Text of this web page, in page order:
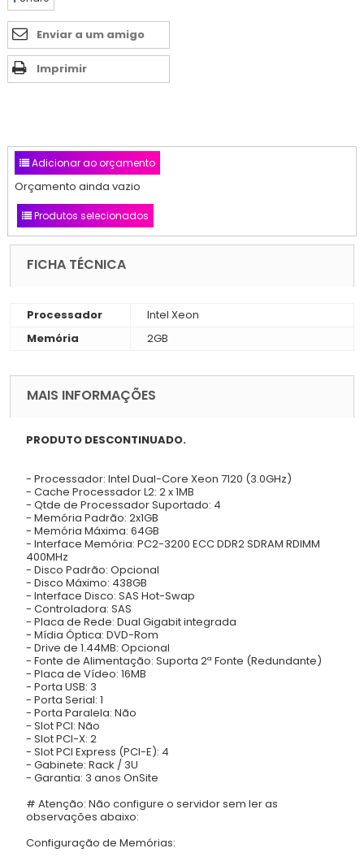
Enviar a um amigo
Imprimir
Adicionar ao orçamento
Orçamento ainda vazio
Produtos selecionados
FICHA TÉCNICA
Processador
Intel Xeon
Memória
2GB
MAIS INFORMAÇÕES
PRODUTO DESCONTINUADO.
- Processador: Intel Dual-Core Xeon 7120 (3.0GHz)
- Cache Processador L2: 2 x 1MB
- Qtde de Processador Suportado: 4
- Memória Padrão: 2x1GB
- Memória Máxima: 64GB
- Interface Memória: PC2-3200 ECC DDR2 SDRAM RDIMM
400MHz
- Disco Padrão: Opcional
- Disco Máximo: 438GB
- Interface Disco: SAS Hot-Swap
- Controladora: SAS
- Placa de Rede: Dual Gigabit integrada
- Mídia Óptica: DVD-Rom
- Drive de 1.44MB: Opcional
- Fonte de Alimentação: Suporta 2ª Fonte (Redundante)
- Placa de Vídeo: 16MB
- Porta USB: 3
- Porta Serial: 1
- Porta Paralela: Não
- Slot PCI: Não
- Slot PCI-X: 2
- Slot PCI Express (PCI-E): 4
- Gabinete: Rack / 3U
- Garantia: 3 anos OnSite
# Atenção: Não configure o servidor sem ler as
observações abaixo:
Configuração de Memórias: